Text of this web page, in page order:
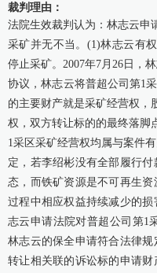
裁判理由：
法院生效裁判认为：林志云申
采矿并无不当。(1)林志云有
停止采矿。2007年7月26日，
协议，林志云将普超公司第1
的主要财产就是采矿经营权，
权，双方转让标的的最终落脚
1采区采矿经营权均属与案件
定，若李绍彬没有全部履行
态，而铁矿资源是不可再生
过程中相应权益持续减少的
志云申请法院对普超公司第1
林志云的保全申请符合法律
转让相关联的诉讼标的申请